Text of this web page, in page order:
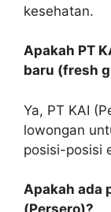
kesehatan.
Apakah PT
baru (fresh
Ya, PT KAI
lowongan
posisi-posisi
Apakah ada